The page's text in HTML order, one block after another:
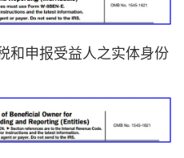
和申报受益人之实体身份